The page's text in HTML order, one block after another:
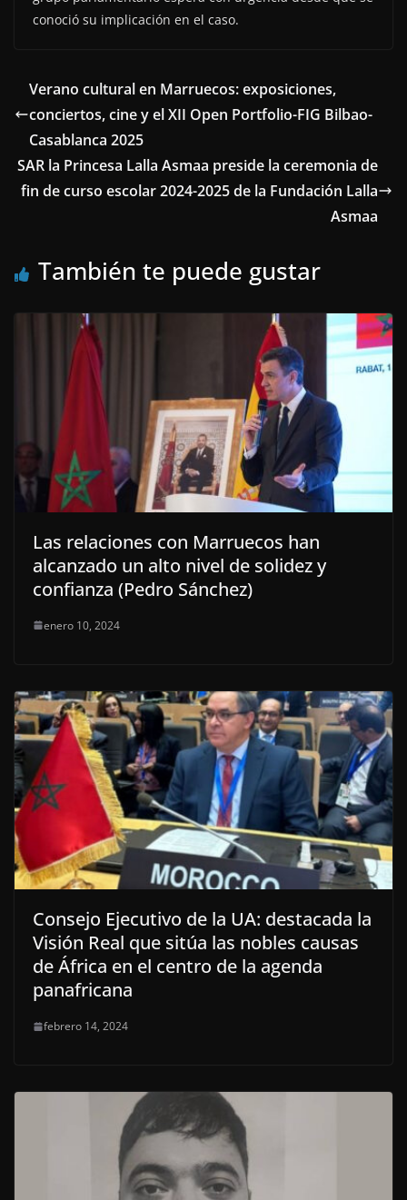
conoció su implicación en el caso.
Verano cultural en Marruecos: exposiciones,
conciertos, cine y el XII Open Portfolio-FIG Bilbao-
Casablanca 2025
SAR la Princesa Lalla Asmaa preside la ceremonia de
fin de curso escolar 2024-2025 de la Fundación Lalla
Asmaa
También te puede gustar
Las relaciones con Marruecos han
alcanzado un alto nivel de solidez y
confianza (Pedro Sánchez)
enero 10, 2024
Consejo Ejecutivo de la UA: destacada la
Visión Real que sitúa las nobles causas
de África en el centro de la agenda
panafricana
febrero 14, 2024